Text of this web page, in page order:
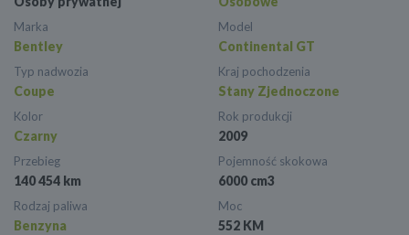
Marka
Bentley
Model
Continental GT
Typ nadwozia
Coupe
Kraj pochodzenia
Stany Zjednoczone
Kolor
Czarny
Rok produkcji
2009
Przebieg
140 454 km
Pojemność skokowa
6000 cm3
Rodzaj paliwa
Benzyna
Moc
552 KM